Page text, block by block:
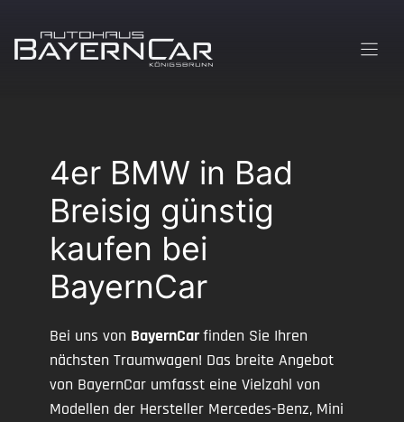
Inhalt
springen
4er BMW in Bad
Breisig günstig
kaufen bei
BayernCar
Bei uns von BayernCarfinden Sie Ihren
nächsten Traumwagen! Das breite Angebot
von BayernCar umfasst eine Vielzahl von
Modellen der Hersteller Mercedes-Benz, Mini